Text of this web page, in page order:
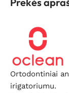
Ortodontiniai
irigatoriumu.